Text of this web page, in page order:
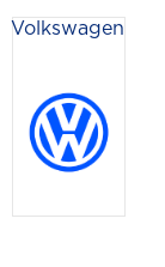
Volkswagen